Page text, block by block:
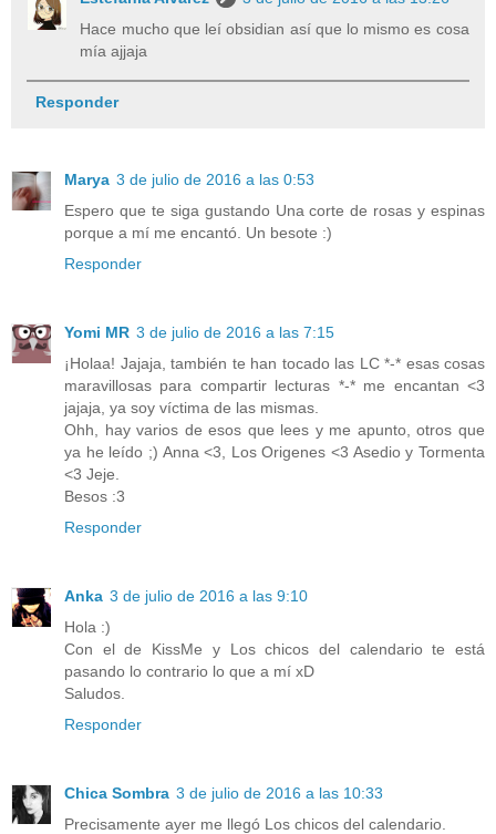
Hace mucho que leí obsidian así que lo mismo es cosa
mía ajjaja
Responder
Marya 3 de julio de 2016 a las 0:53
Espero que te siga gustando Una corte de rosas y espinas
porque a mí me encantó. Un besote :)
Responder
Yomi MR 3 de julio de 2016 a las 7:15
¡Holaa! Jajaja, también te han tocado las LC *-* esas cosas
maravillosas para compartir lecturas *-* me encantan <3
jajaja, ya soy víctima de las mismas.
Ohh, hay varios de esos que lees y me apunto, otros que
ya he leído ;) Anna <3, Los Origenes <3 Asedio y Tormenta
<3 Jeje.
Besos :3
Responder
Anka 3 de julio de 2016 a las 9:10
Hola :)
Con el de KissMe y Los chicos del calendario te está
pasando lo contrario lo que a mí xD
Saludos.
Responder
Chica Sombra 3 de julio de 2016 a las 10:33
Precisamente ayer me llegó Los chicos del calendario.